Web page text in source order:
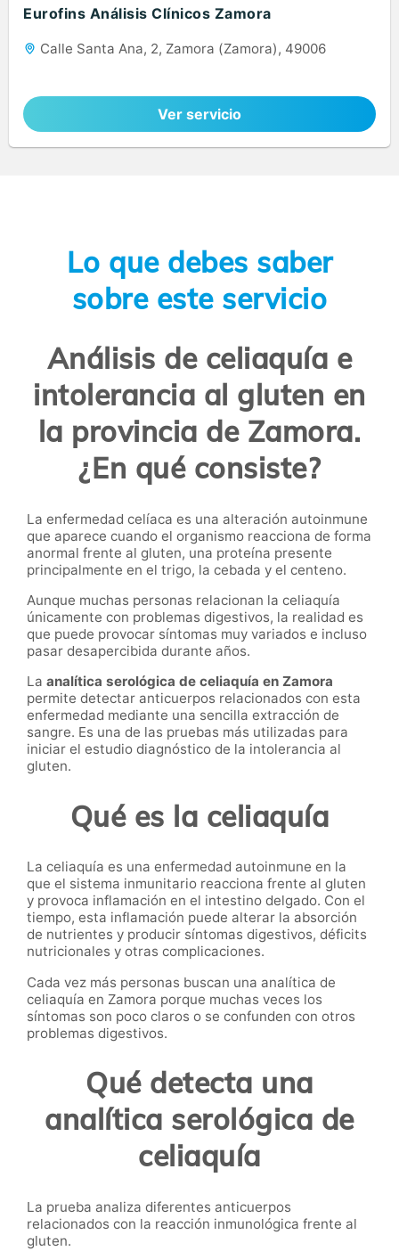
Eurofins Análisis Clínicos Zamora
Calle Santa Ana, 2, Zamora (Zamora), 49006
Ver servicio
Lo que debes saber
sobre este servicio
Análisis de celiaquía e
intolerancia al gluten en
la provincia de Zamora.
¿En qué consiste?
La enfermedad celíaca es una alteración autoinmune
que aparece cuando el organismo reacciona de forma
anormal frente al gluten, una proteína presente
principalmente en el trigo, la cebada y el centeno.
Aunque muchas personas relacionan la celiaquía
únicamente con problemas digestivos, la realidad es
que puede provocar síntomas muy variados e incluso
pasar desapercibida durante años.
La analítica serológica de celiaquía en Zamora
permite detectar anticuerpos relacionados con esta
enfermedad mediante una sencilla extracción de
sangre. Es una de las pruebas más utilizadas para
iniciar el estudio diagnóstico de la intolerancia al
gluten.
Qué es la celiaquía
La celiaquía es una enfermedad autoinmune en la
que el sistema inmunitario reacciona frente al gluten
y provoca inflamación en el intestino delgado. Con el
tiempo, esta inflamación puede alterar la absorción
de nutrientes y producir síntomas digestivos, déficits
nutricionales y otras complicaciones.
Cada vez más personas buscan una analítica de
celiaquía en Zamora porque muchas veces los
síntomas son poco claros o se confunden con otros
problemas digestivos.
Qué detecta una
analítica serológica de
celiaquía
La prueba analiza diferentes anticuerpos
relacionados con la reacción inmunológica frente al
gluten.